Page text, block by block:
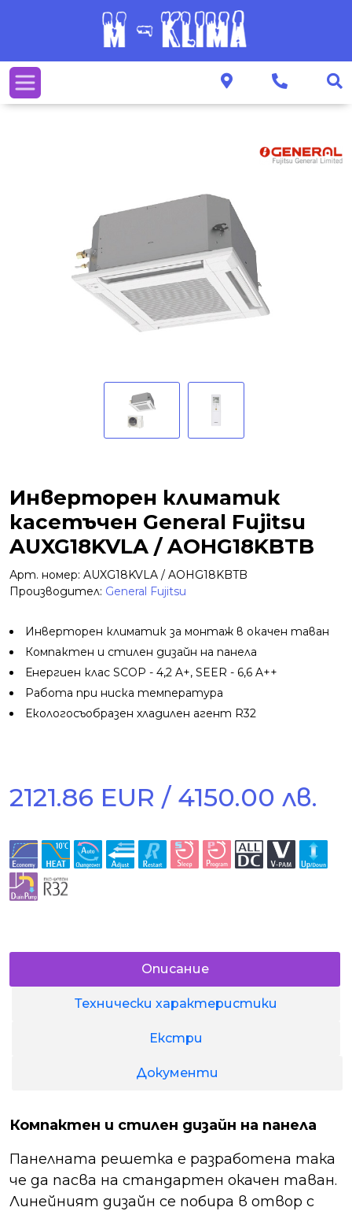
Инверторен климатик
касетъчен General Fujitsu
AUXG18KVLA / AOHG18KBTB
Арт. номер: AUXG18KVLA / AOHG18KBTB
Производител: General Fujitsu
Инверторен климатик за монтаж в окачен таван
Компактен и стилен дизайн на панела
Енергиен клас SCOP - 4,2 A+, SEER - 6,6 A++
Работа при ниска температура
Екологосъобразен хладилен агент R32
2121.86 EUR / 4150.00 лв.
Описание
Технически характеристики
Екстри
Документи
Компактен и стилен дизайн на панела
Панелната решетка е разработена така
че да пасва на стандартен окачен таван.
Линейният дизайн се побира в отвор с